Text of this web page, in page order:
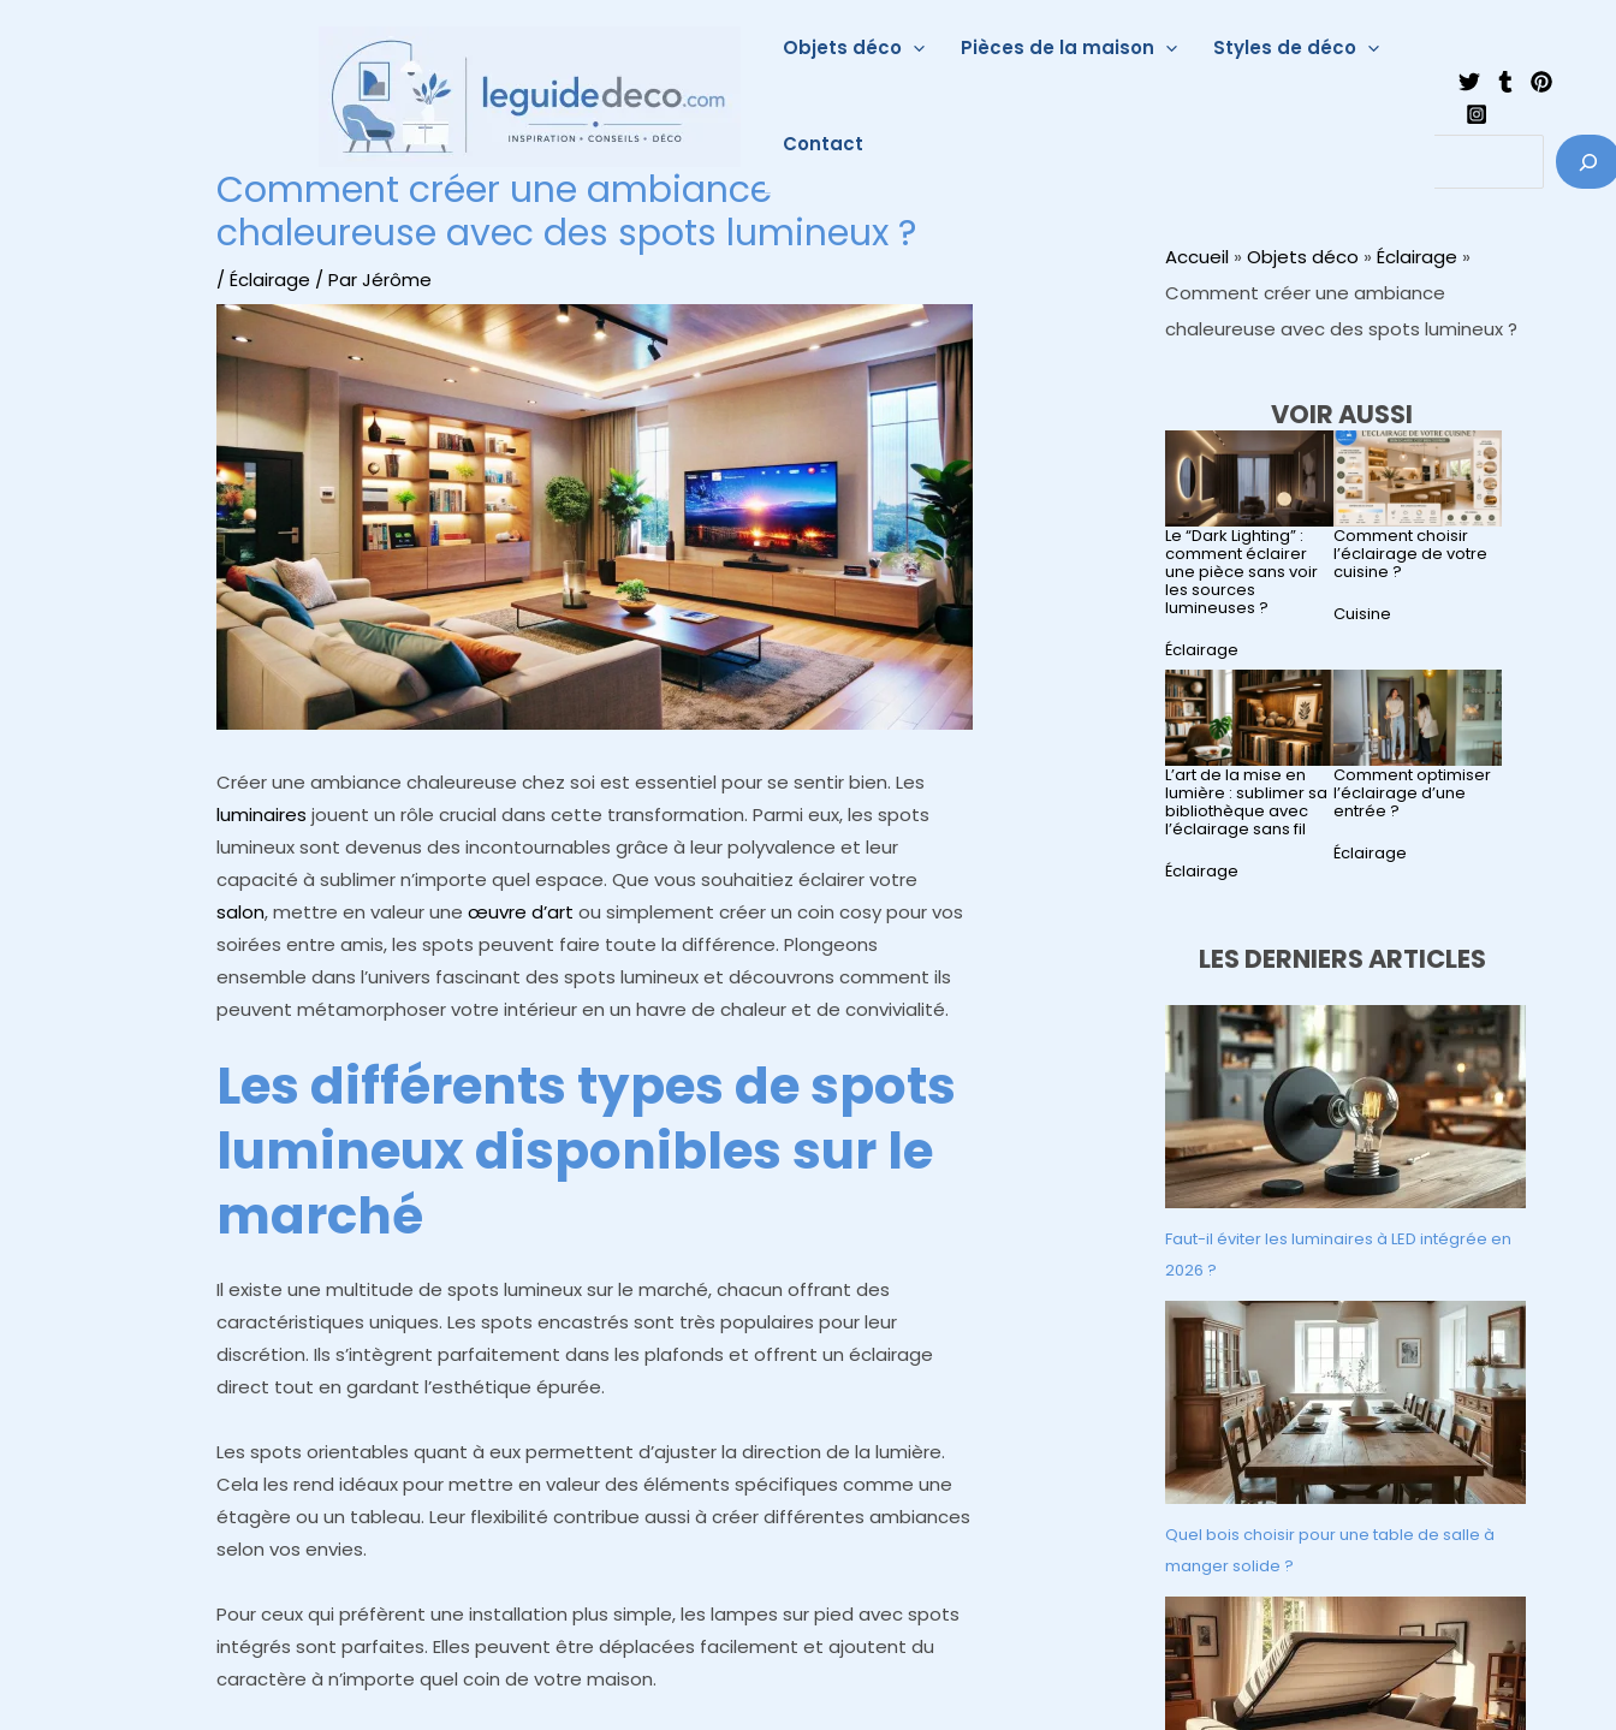
Objets déco Pièces de la maison Styles de déco
Contact
Comment créer une ambiance
chaleureuse avec des spots lumineux ?
/Éclairage / ParJérôme
Créer une ambiance chaleureuse chez soi est essentiel pour se sentir bien. Les
luminaires jouent un rôle crucial dans cette transformation. Parmi eux, les spots
lumineux sont devenus des incontournables grâce à leur polyvalence et leur
capacité à sublimer n’importe quel espace. Que vous souhaitiez éclairer votre
salon, mettre en valeur uneœuvre d’art ou simplement créer un coin cosy pour vos
soirées entre amis, les spots peuvent faire toute la différence. Plongeons
ensemble dans l’univers fascinant des spots lumineux et découvrons comment ils
peuvent métamorphoser votre intérieur en un havre de chaleur et de convivialité.
Les différents types de spots
lumineux disponibles sur le
marché
Il existe une multitude de spots lumineux sur le marché, chacun offrant des
caractéristiques uniques. Les spots encastrés sont très populaires pour leur
discrétion. Ils s’intègrent parfaitement dans les plafonds et offrent un éclairage
direct tout en gardant l’esthétique épurée.
Les spots orientables quant à eux permettent d’ajuster la direction de la lumière.
Cela les rend idéaux pour mettre en valeur des éléments spécifiques comme une
étagère ou un tableau. Leur flexibilité contribue aussi à créer différentes ambiances
selon vos envies.
Pour ceux qui préfèrent une installation plus simple, les lampes sur pied avec spots
intégrés sont parfaites. Elles peuvent être déplacées facilement et ajoutent du
caractère à n’importe quel coin de votre maison.
Accueil » Objets déco » Éclairage »
Comment créer une ambiance
chaleureuse avec des spots lumineux ?
VOIR AUSSI
Le “Dark Lighting” :
comment éclairer
une pièce sans voir
les sources
lumineuses ?
Par rapport à
Éclairage
Comment choisir
l’éclairage de votre
cuisine ?
Par rapport à
Cuisine
L’art de la mise en
lumière : sublimer sa
bibliothèque avec
l’éclairage sans fil
Par rapport à
Éclairage
Comment optimiser
l’éclairage d’une
entrée ?
Par rapport à
Éclairage
LES DERNIERS ARTICLES
Faut-il éviter les luminaires à LED intégrée en
2026 ?
Quel bois choisir pour une table de salle à
manger solide ?